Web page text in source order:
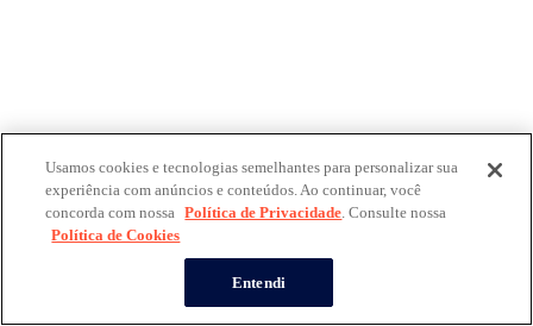
Usamos cookies e tecnologias semelhantes para personalizar sua
experiência com anúncios e conteúdos. Ao continuar, você
concorda com nossa Política de Privacidade. Consulte nossa
Política de Cookies
Entendi